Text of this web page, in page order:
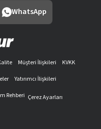
WhatsApp
Müşteri İlişkileri
KVKK
Yatırımcı İlişkileri
Rehberi Çerez Ayarları